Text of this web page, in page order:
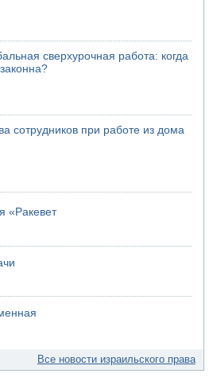
погиб велосипедист
о нападении хуситов
сверхурочная работа: когда
сотрудников при работе из дома
«Ракевет
Все новости израильского права